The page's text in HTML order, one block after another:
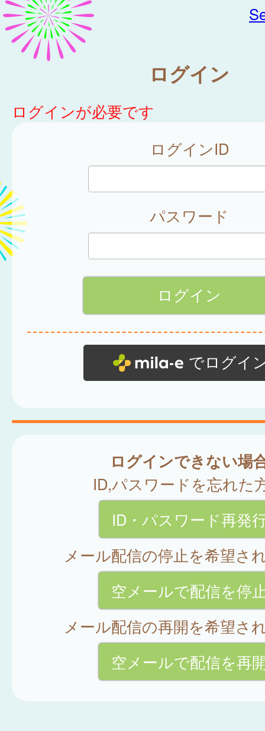
ログイン
ログインが必要です
ログインID
パスワード
でログイ
ログインできない場
ID,パスワードを忘れた
ID・パスワード再発
メール配信の停止を希望さ
空メールで配信を停
メール配信の再開を希望さ
空メールで配信を再